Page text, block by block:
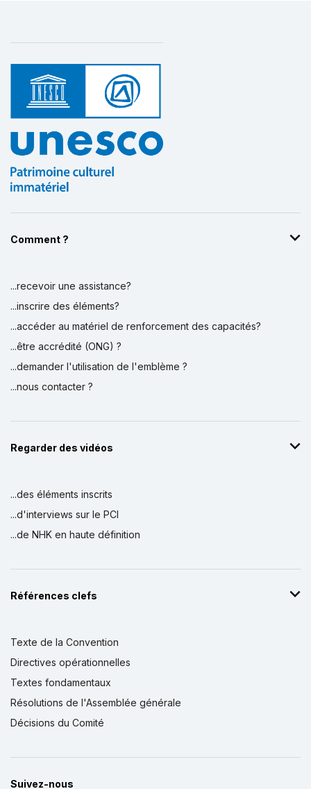
Comment ?
...recevoir une assistance?
...inscrire des éléments?
...accéder au matériel de renforcement des capacités?
...être accrédité (ONG) ?
...demander l'utilisation de l'emblème ?
...nous contacter ?
Regarder des vidéos
...des éléments inscrits
...d'interviews sur le PCI
...de NHK en haute définition
Références clefs
Texte de la Convention
Directives opérationnelles
Textes fondamentaux
Résolutions de l'Assemblée générale
Décisions du Comité
Suivez-nous